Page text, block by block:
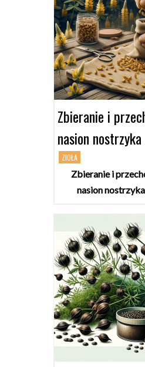
Zbieranie i
nasion nostrzyka
ZIOŁA
Zbieranie i
nasion